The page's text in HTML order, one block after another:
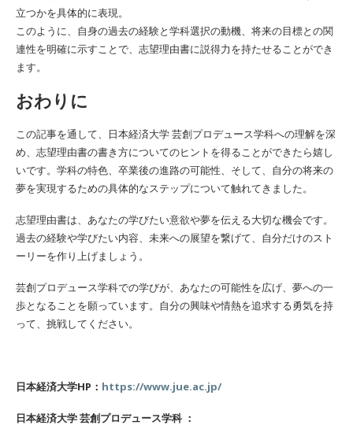
立つかを具体的に表現。
このように、自身の過去の経験と学科選択の動機、将来の目標との関
連性を明確に示すことで、志望理由書に説得力を持たせることができ
ます。
おわりに
この記事を通して、日本経済大学 芸創プロデュース学科への理解を深
め、志望理由書の書き方についてのヒントを得ることができたら嬉し
いです。学科の特色、卒業後の進路の可能性、そして、自分の将来の
夢を実現するための具体的なステップについて触れてきました。
志望理由書は、あなたの学びたい意欲や夢を伝える大切な機会です。
過去の経験や学びたい内容、未来への展望を繋げて、自分だけのスト
ーリーを作り上げましょう。
芸創プロデュース学科での学びが、あなたの可能性を広げ、夢への一
歩となることを願っています。自分の興味や情熱を追求する勇気を持
って、挑戦してください。
日本経済大学HP： https://www.jue.ac.jp/
日本経済大学 芸創プロデュース学科 ：